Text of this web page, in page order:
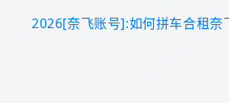
2026[奈飞账号]:如何拼车合租奈